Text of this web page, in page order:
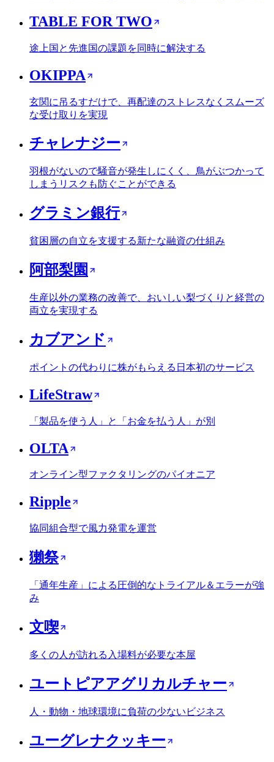
TABLE FOR TWO
途上国と先進国の課題を同時に解決する
OKIPPA
玄関に吊るすだけで、再配達のストレスなくスムーズ
な受け取りを実現
チャレナジー
羽根がないので騒音が発生しにくく、鳥がぶつかって
しまうリスクも防ぐことができる
グラミン銀行
貧困層の自立を支援する新たな融資の仕組み
阿部梨園
生産以外の業務の改善で、おいしい梨づくりと経営の
両立を実現する
カブアンド
ポイントの代わりに株がもらえる日本初のサービス
LifeStraw
「製品を使う人」と「お金を払う人」が別
OLTA
オンライン型ファクタリングのパイオニア
Ripple
協同組合型で風力発電を運営
獺祭
「通年生産」による圧倒的なトライアル＆エラーが強
み
文喫
多くの人が訪れる入場料が必要な本屋
ユートピアアグリカルチャー
人・動物・地球環境に負荷の少ないビジネス
ユーグレナクッキー